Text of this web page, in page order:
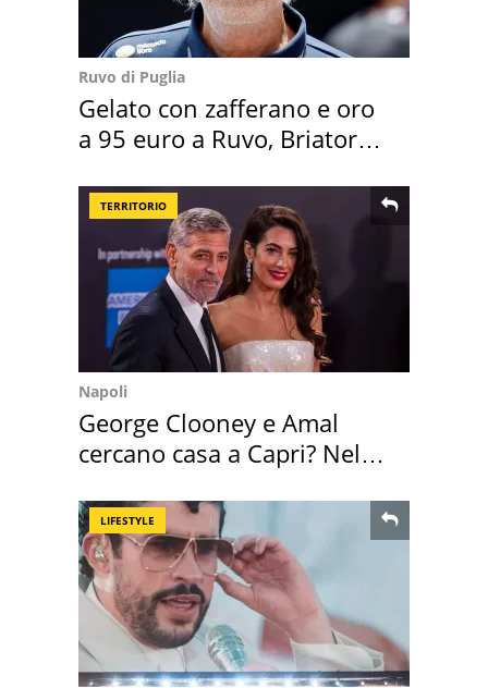
Ruvo di Puglia
Gelato con zafferano e oro
a 95 euro a Ruvo, Briatore
TERRITORIO
Napoli
George Clooney e Amal
cercano casa a Capri? Nel
LIFESTYLE